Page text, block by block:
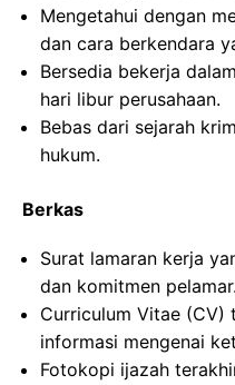
Mengetahui dengan
dan cara berkendara
Bersedia bekerja
hari libur perusahaan.
Bebas dari sejarah
hukum.
Berkas
Surat lamaran kerja
dan komitmen pelamar.
Curriculum Vitae (CV)
informasi mengenai
Fotokopi ijazah